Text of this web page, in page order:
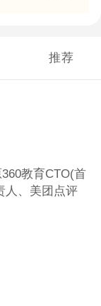
推荐
教育CTO(首
人、美团点评